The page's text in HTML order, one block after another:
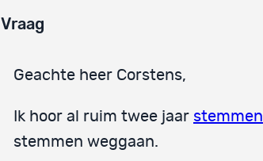
Vraag
Geachte heer Corstens,
Ik hoor al ruim twee jaar stemmen
stemmen weggaan.